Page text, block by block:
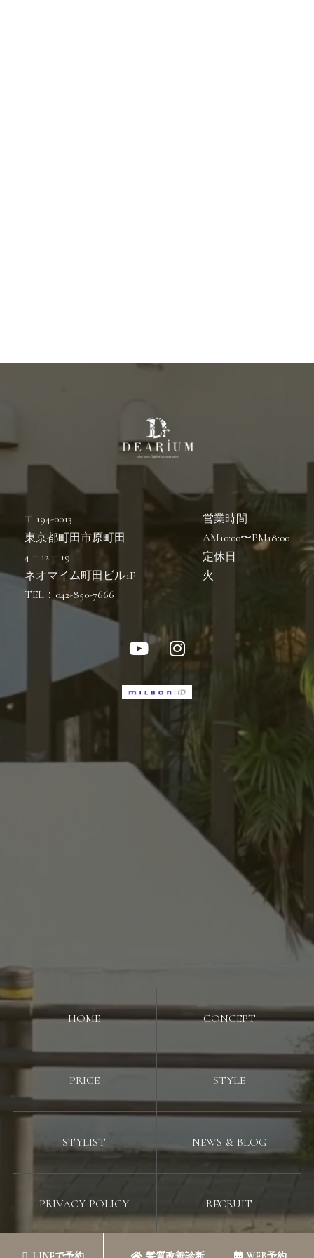
〒194-0013
東京都町田市原町田
4－12－19
ネオマイム町田ビル1F
TEL：042-850-7666
営業時間
AM10:00〜PM18:00
定休日
火
HOME CONCEPT
PRICE STYLE
STYLIST NEWS & BLOG
PRIVACY POLICY RECRUIT